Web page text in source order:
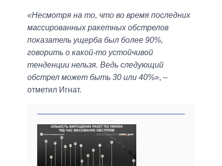
«Несмотря на то, что во время последних
массированных ракетных обстрелов
показатель ущерба был более 90%,
говорить о какой-то устойчивой
тенденции нельзя. Ведь следующий
обстрел может быть 30 или 40%», –
отметил Игнат.